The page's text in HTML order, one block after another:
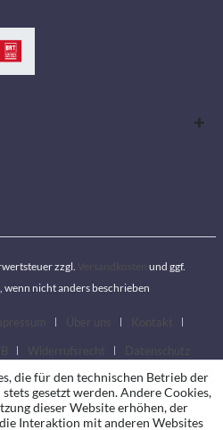
zzgl.
und ggf.
wenn nicht anders beschrieben
die für den technischen Betrieb der
gesetzt werden. Andere Cookies,
dieser Website erhöhen, der
Interaktion mit anderen Websites